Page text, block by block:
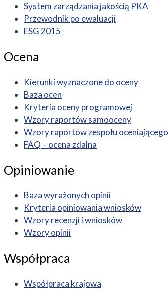
System zarządzania jakością PKA
Przewodnik po ewaluacji
ESG 2015
Ocena
Kierunki wyznaczone do oceny
Baza ocen
Kryteria oceny programowej
Wzory raportów samooceny
Wzory raportów zespołu oceniającego
FAQ – ocena zdalna
Opiniowanie
Baza wyrażonych opinii
Kryteria opiniowania wniosków
Wzory recenzji i wniosków
Wzory opinii
Współpraca
Współpraca krajowa